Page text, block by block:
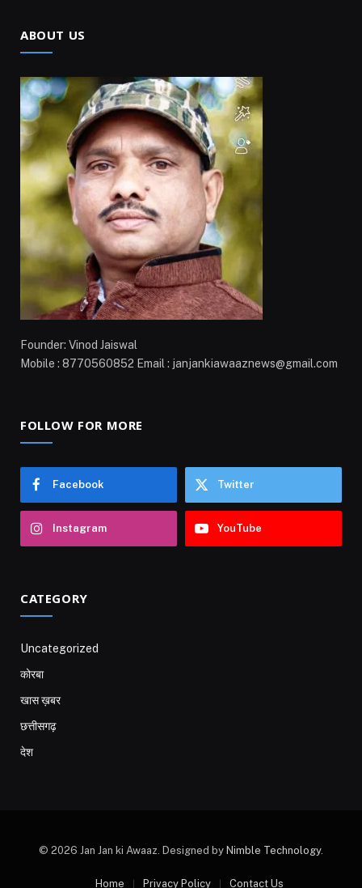
ABOUT US
Founder: Vinod Jaiswal
Mobile : 8770560852 Email : janjankiawaaznews@gmail.com
FOLLOW FOR MORE
Facebook Twitter
Instagram YouTube
CATEGORY
Uncategorized
कोरबा
खास ख़बर
छत्तीसगढ़
देश
© 2026 Jan Jan ki Awaaz. Designed by Nimble Technology.
Home Privacy Policy Contact Us